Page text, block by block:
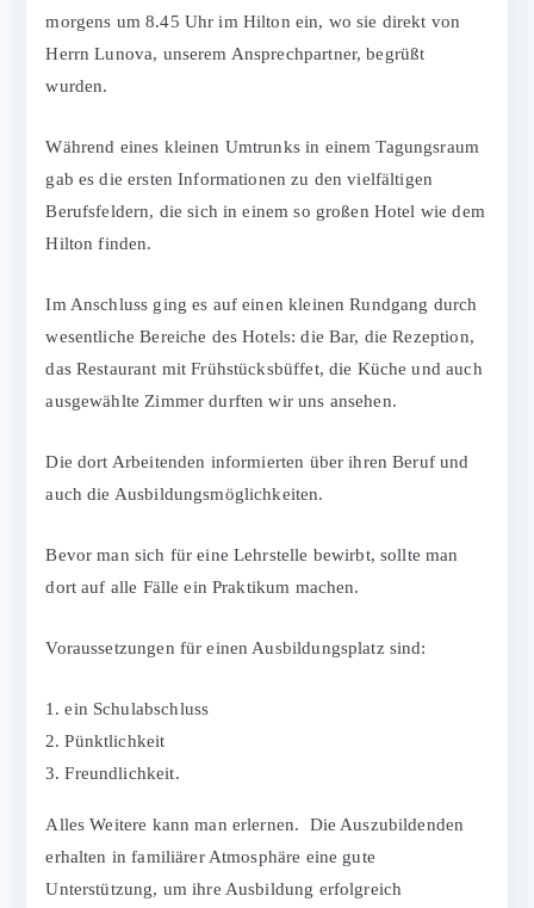
morgens um 8.45 Uhr im Hilton ein, wo sie direkt von
Herrn Lunova, unserem Ansprechpartner, begrüßt
wurden.
Während eines kleinen Umtrunks in einem Tagungsraum
gab es die ersten Informationen zu den vielfältigen
Berufsfeldern, die sich in einem so großen Hotel wie dem
Hilton finden.
Im Anschluss ging es auf einen kleinen Rundgang durch
wesentliche Bereiche des Hotels: die Bar, die Rezeption,
das Restaurant mit Frühstücksbüffet, die Küche und auch
ausgewählte Zimmer durften wir uns ansehen.
Die dort Arbeitenden informierten über ihren Beruf und
auch die Ausbildungsmöglichkeiten.
Bevor man sich für eine Lehrstelle bewirbt, sollte man
dort auf alle Fälle ein Praktikum machen.
Voraussetzungen für einen Ausbildungsplatz sind:
ein Schulabschluss
Pünktlichkeit
Freundlichkeit.
Alles Weitere kann man erlernen. Die Auszubildenden
erhalten in familiärer Atmosphäre eine gute
Unterstützung, um ihre Ausbildung erfolgreich